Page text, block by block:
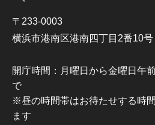
〒233-0003
横浜市港南区港南四丁目2番10号
開庁時間：月曜日から金曜日午
で
※昼の時間帯はお待たせする時
ます